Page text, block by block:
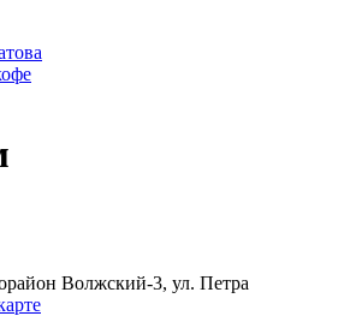
Волжский-3, ул. Петра